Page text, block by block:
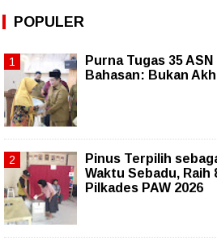
POPULER
Purna Tugas 35
Bahasan: Bukan
Pinus Terpilih
Waktu Sebadu, Raih
Pilkades PAW 2026